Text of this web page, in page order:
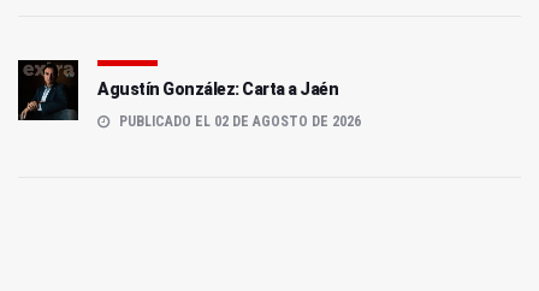
Agustín González: Carta a Jaén
PUBLICADO EL 02 DE AGOSTO DE 2026